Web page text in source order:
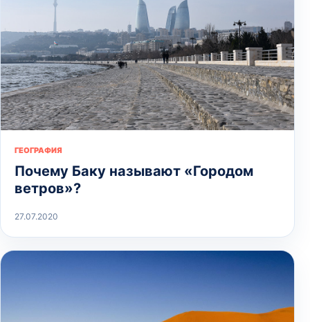
ГЕОГРАФИЯ
Почему Баку называют «Городом
ветров»?
27.07.2020